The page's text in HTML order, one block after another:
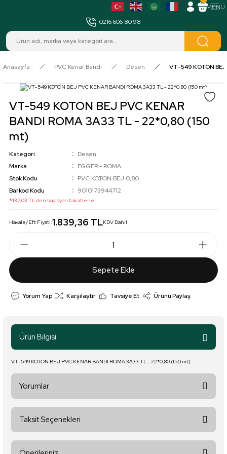
0216 606 80 98
Anasayfa PVC Kenar Bandı Desen VT-549 KOTON
VT-549 KOTON BEJ PVC KENAR
BANDI ROMA 3A33 TL - 22*0,80 (150
mt)
Kategori
Desen
Marka
EGGER - ROMA
Stok Kodu
PVC.KOTON BEJ 0,80
Barkod Kodu
9010173944712
*437,03 TL den başlayan taksitlerle!
Havale/Eft Fiyatı:1.839,36 TLKDV Dahil
Sepete Ekle
Yorum Yap Karşılaştır Tavsiye Et Ürünü Paylaş
Ürün Bilgisi
VT-549 KOTON BEJ PVC KENAR BANDI ROMA 3A33 TL - 22*0,80 (150 mt)
Yorumlar
Taksit Seçenekleri